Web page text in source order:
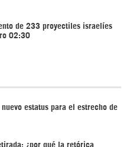
de 233 proyectiles israelíes
02:30
nuevo estatus para el estrecho de
¿por qué la retórica